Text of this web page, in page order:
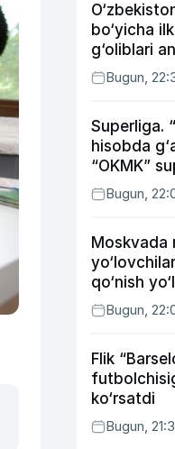
bo‘yicha
g‘oliblari
Bugun,
Superliga.
hisobda
“OKMK”
“Nasaf”
Bugun,
Moskvada
qo‘nish
urindi
Bugun,
Flik
ko‘rsatdi
Bugun,